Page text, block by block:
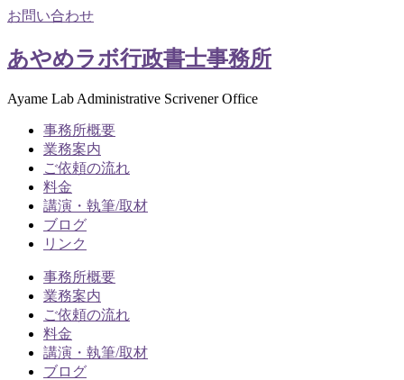
お問い合わせ
あやめラボ行政書士事務所
Ayame Lab Administrative Scrivener Office
事務所概要
業務案内
ご依頼の流れ
料金
講演・執筆/取材
ブログ
リンク
事務所概要
業務案内
ご依頼の流れ
料金
講演・執筆/取材
ブログ